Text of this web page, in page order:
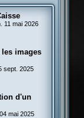
11 mai 2026
images
sept. 2025
d'un
mai 2025